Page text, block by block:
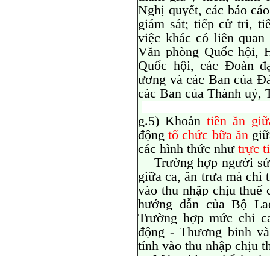
Nghị quyết, các báo
giám sát; tiếp cử tri,
việc khác có liên
Văn phòng Quốc hội,
Quốc hội, các Đoàn
ương và các Ban của
các Ban của Thành uỷ,
g.5) Khoảntiền ăn
độngtổ chức bữa ăn
các hình thức như trực
Trường hợp người sử
giữa ca, ăn trưa mà chi
vào thu nhập chịu thuế
hướng dẫn của Bộ
Trường hợp mức chi
động - Thương binh
tính vào thu nhập chịu